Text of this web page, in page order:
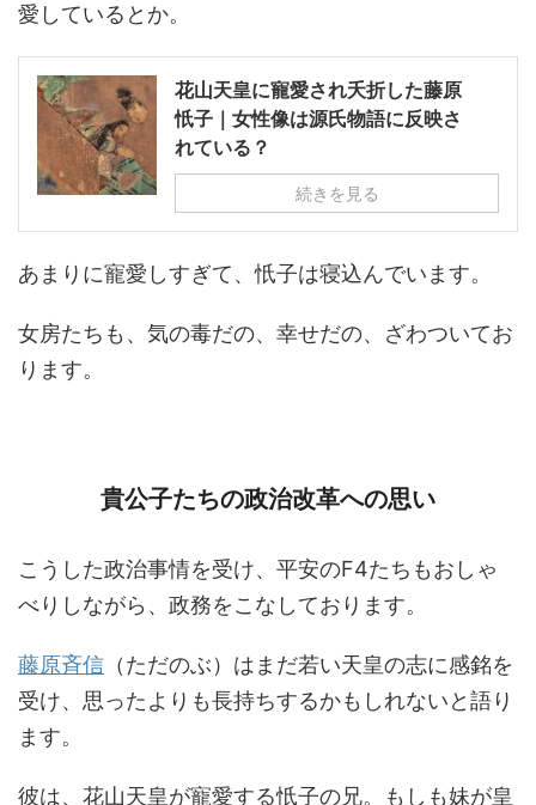
愛しているとか。
花山天皇に寵愛され夭折した藤原
忯子｜女性像は源氏物語に反映さ
れている？
続きを見る
あまりに寵愛しすぎて、忯子は寝込んでいます。
女房たちも、気の毒だの、幸せだの、ざわついてお
ります。
貴公子たちの政治改革への思い
こうした政治事情を受け、平安のF4たちもおしゃ
べりしながら、政務をこなしております。
藤原斉信 （ただのぶ）はまだ若い天皇の志に感銘を
受け、思ったよりも長持ちするかもしれないと語り
ます。
彼は、花山天皇が寵愛する忯子の兄。もしも妹が皇